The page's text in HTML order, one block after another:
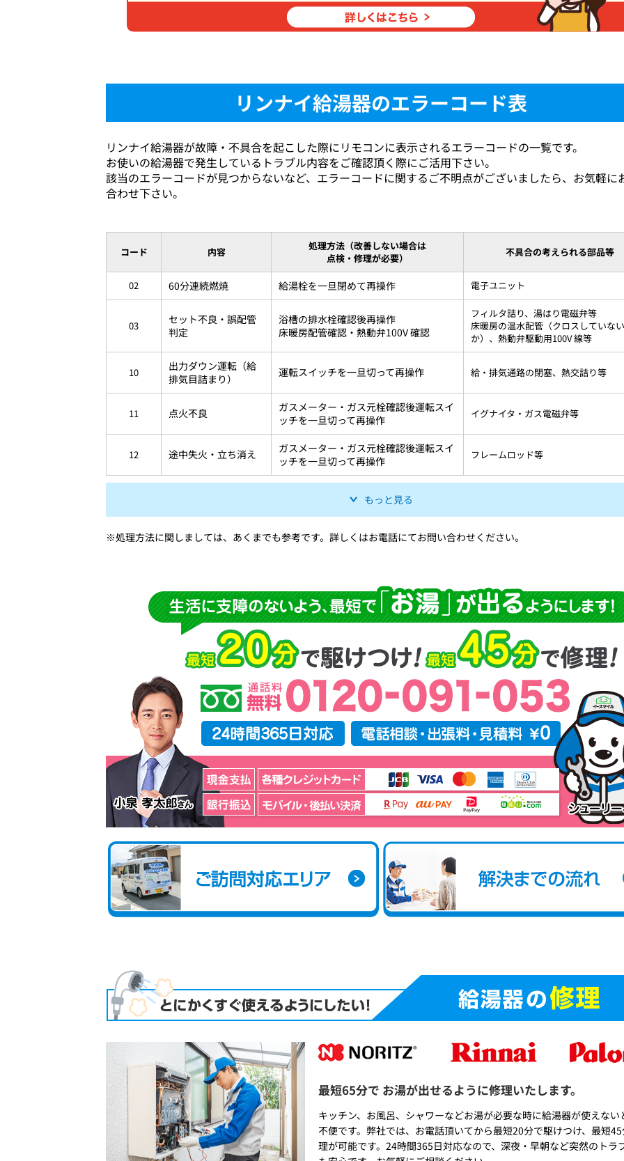
リンナイ給湯器のエラーコード表
リンナイ給湯器が故障・不具合を起こした際にリモコンに表示されるエラーコードの一覧です。
お使いの給湯器で発生しているトラブル内容をご確認頂く際にご活用下さい。
該当のエラーコードが見つからないなど、エラーコードに関するご不明点がございましたら、お気軽に
合わせ下さい。
コード 内容 処理方法 （改善しない場合は
点検・修理が必要）
不具合の考えられる部品等
02 60分連続燃焼 給湯栓を一旦閉めて再操作 電子ユニット
03
セット不良・誤配管
判定
浴槽の排水栓確認後再操作
床暖房配管確認・熱動弁100V 確認
フィルタ詰り、湯はり電磁弁等
床暖房の温水配管（クロスしていない
か）、熱動弁駆動用100V 線等
10
出力ダウン運転（給
排気目詰まり）
運転スイッチを一旦切って再操作 給・排気通路の閉塞、熱交詰り等
11 点火不良
ガスメーター・ガス元栓確認後運転スイ
ッチを一旦切って再操作
イグナイタ・ガス電磁弁等
12 途中失火・立ち消え
ガスメーター・ガス元栓確認後運転スイ
ッチを一旦切って再操作
フレームロッド等
もっと見る
※処理方法に関しましては、あくまでも参考です。詳しくはお電話にてお問い合わせください。
最短65分で お湯が出せるように修理いたします。
キッチン、お風呂、シャワーなどお湯が必要な時に給湯器が使えない
不便です。弊社では、お電話頂いてから最短20分で駆けつけ、最短
理が可能です。24時間365日対応なので、深夜・早朝など突然のトラ